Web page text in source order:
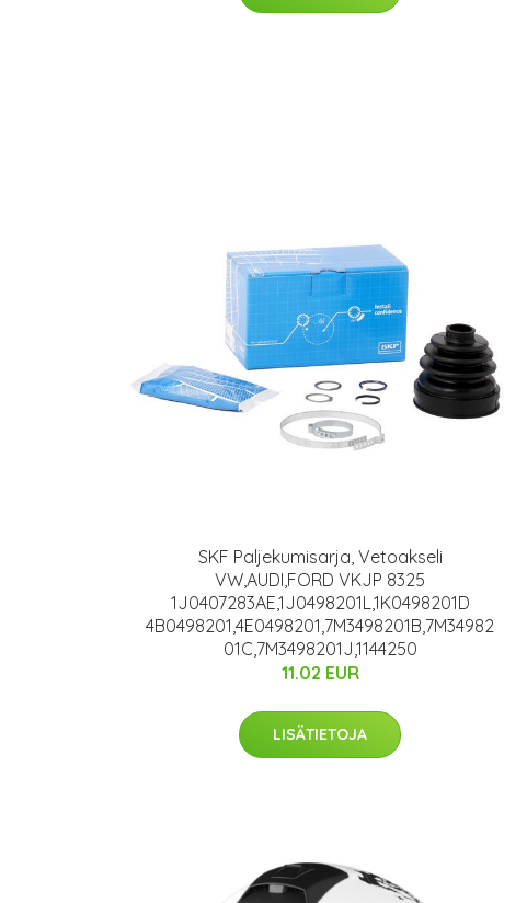
SKF Paljekumisarja, Vetoakseli
VW,AUDI,FORD VKJP 8325
1J0407283AE,1J0498201L,1K0498201D
4B0498201,4E0498201,7M3498201B,7M34982
01C,7M3498201J,1144250
11.02 EUR
LISÄTIETOJA